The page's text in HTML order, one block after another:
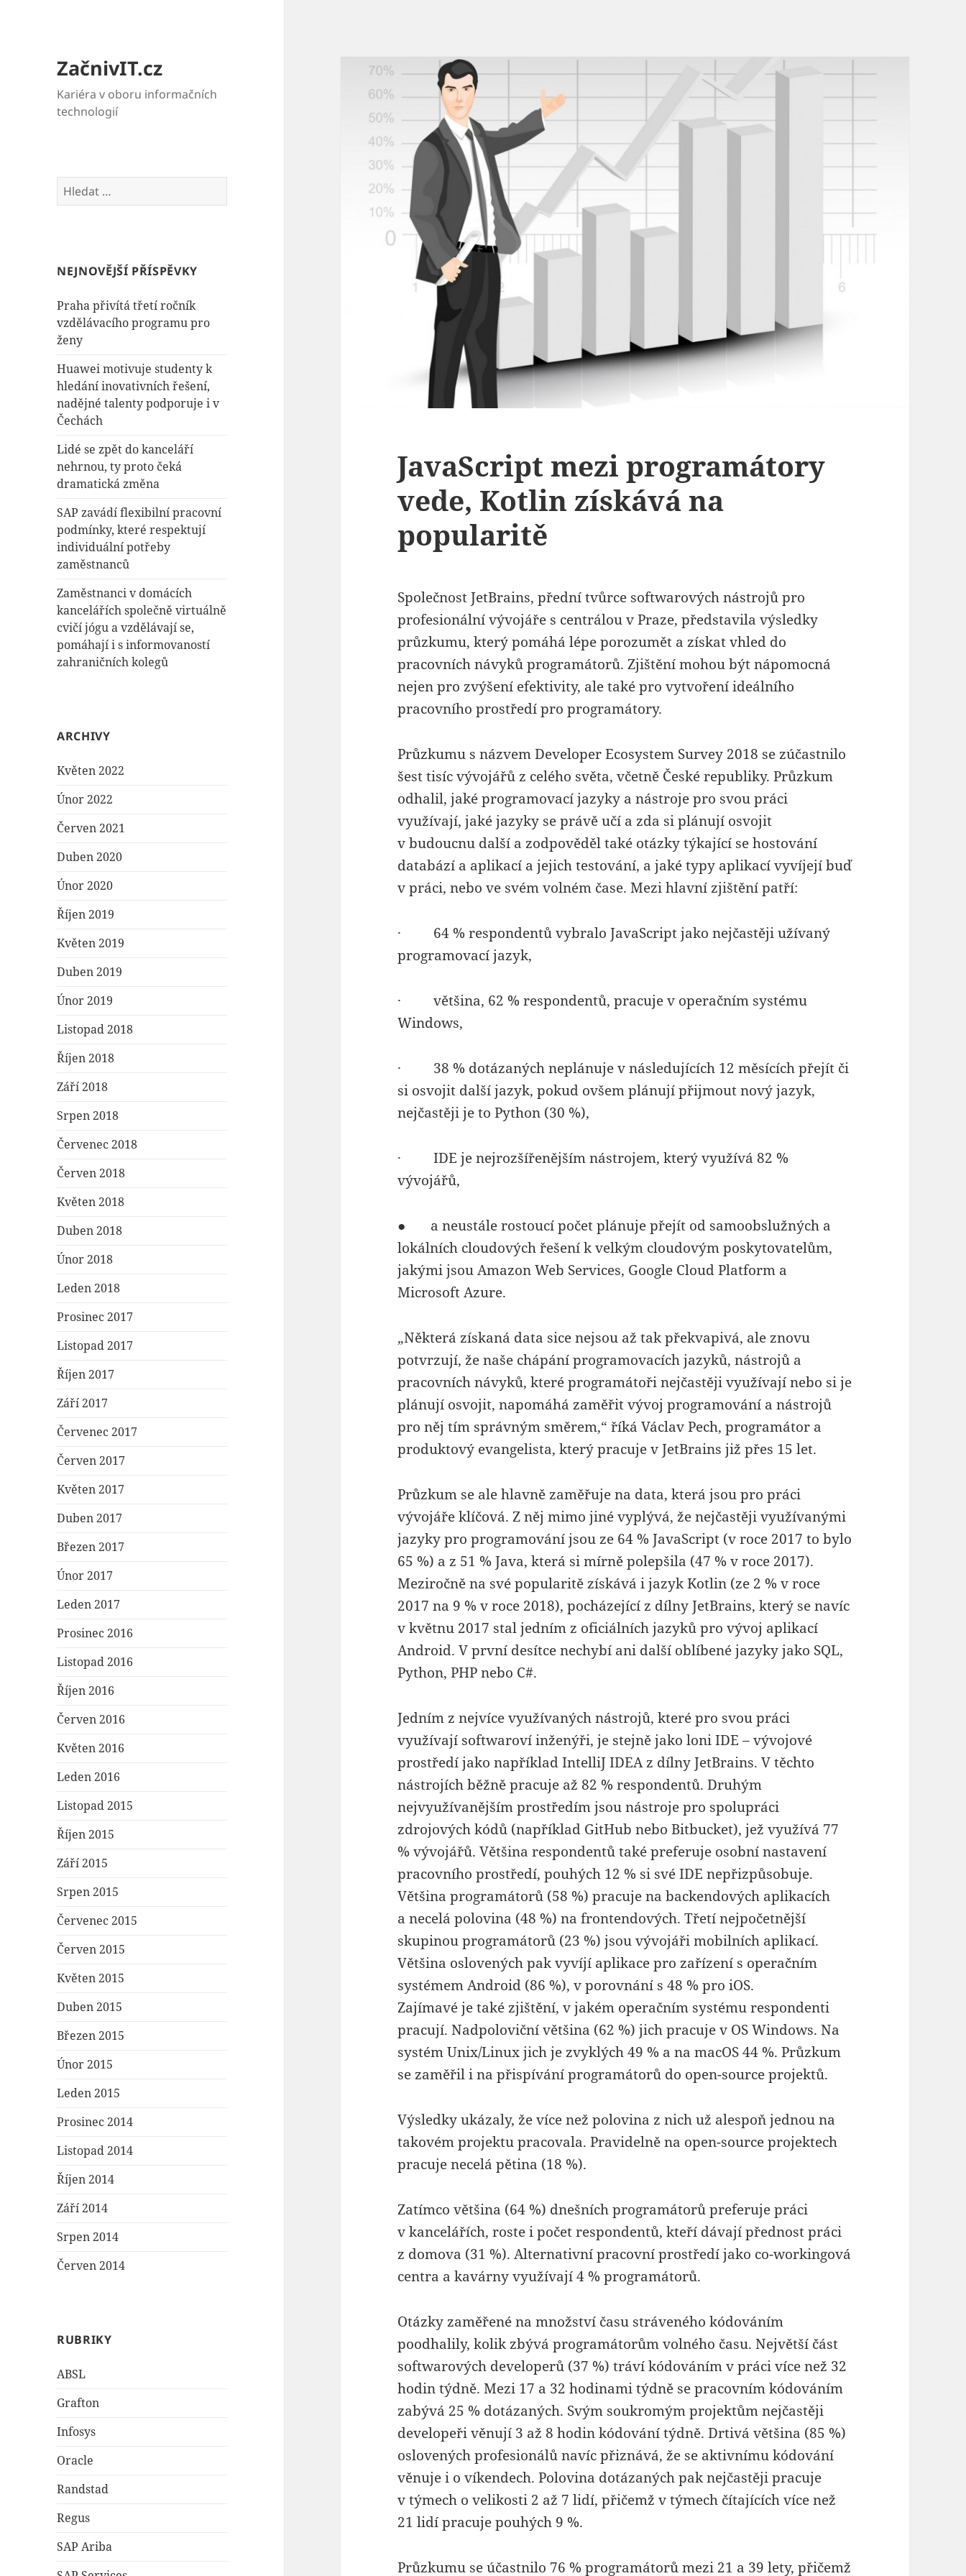
ZačnivIT.cz
Kariéra v oboru informačních
technologií
Vyhledávání
NEJNOVĚJŠÍ PŘÍSPĚVKY
Praha přivítá třetí ročník
vzdělávacího programu pro
ženy
Huawei motivuje studenty k
hledání inovativních řešení,
nadějné talenty podporuje i v
Čechách
Lidé se zpět do kanceláří
nehrnou, ty proto čeká
dramatická změna
SAP zavádí flexibilní pracovní
podmínky, které respektují
individuální potřeby
zaměstnanců
Zaměstnanci v domácích
kancelářích společně virtuálně
cvičí jógu a vzdělávají se,
pomáhají i s informovaností
zahraničních kolegů
ARCHIVY
Květen 2022
Únor 2022
Červen 2021
Duben 2020
Únor 2020
Říjen 2019
Květen 2019
Duben 2019
Únor 2019
Listopad 2018
Říjen 2018
Září 2018
Srpen 2018
Červenec 2018
Červen 2018
Květen 2018
Duben 2018
Únor 2018
Leden 2018
Prosinec 2017
Listopad 2017
Říjen 2017
Září 2017
Červenec 2017
Červen 2017
Květen 2017
Duben 2017
Březen 2017
Únor 2017
Leden 2017
Prosinec 2016
Listopad 2016
Říjen 2016
Červen 2016
Květen 2016
Leden 2016
Listopad 2015
Říjen 2015
Září 2015
Srpen 2015
Červenec 2015
Červen 2015
Květen 2015
Duben 2015
Březen 2015
Únor 2015
Leden 2015
Prosinec 2014
Listopad 2014
Říjen 2014
Září 2014
Srpen 2014
Červen 2014
RUBRIKY
ABSL
Grafton
Infosys
Oracle
Randstad
Regus
SAP Ariba
JavaScript mezi programátory
vede, Kotlin získává na
popularitě
Společnost JetBrains, přední tvůrce softwarových nástrojů pro
profesionální vývojáře s centrálou v Praze, představila výsledky
průzkumu, který pomáhá lépe porozumět a získat vhled do
pracovních návyků programátorů. Zjištění mohou být nápomocná
nejen pro zvýšení efektivity, ale také pro vytvoření ideálního
pracovního prostředí pro programátory.
Průzkumu s názvem Developer Ecosystem Survey 2018 se zúčastnilo
šest tisíc vývojářů z celého světa, včetně České republiky. Průzkum
odhalil, jaké programovací jazyky a nástroje pro svou práci
využívají, jaké jazyky se právě učí a zda si plánují osvojit
v budoucnu další a zodpověděl také otázky týkající se hostování
databází a aplikací a jejich testování, a jaké typy aplikací vyvíjejí buď
v práci, nebo ve svém volném čase. Mezi hlavní zjištění patří:
· 64 % respondentů vybralo JavaScript jako nejčastěji užívaný
programovací jazyk,
· většina, 62 % respondentů, pracuje v operačním systému
Windows,
· 38 % dotázaných neplánuje v následujících 12 měsících přejít či
si osvojit další jazyk, pokud ovšem plánují přijmout nový jazyk,
nejčastěji je to Python (30 %),
· IDE je nejrozšířenějším nástrojem, který využívá 82 %
vývojářů,
● a neustále rostoucí počet plánuje přejít od samoobslužných a
lokálních cloudových řešení k velkým cloudovým poskytovatelům,
jakými jsou Amazon Web Services, Google Cloud Platform a
Microsoft Azure.
„Některá získaná data sice nejsou až tak překvapivá, ale znovu
potvrzují, že naše chápání programovacích jazyků, nástrojů a
pracovních návyků, které programátoři nejčastěji využívají nebo si je
plánují osvojit, napomáhá zaměřit vývoj programování a nástrojů
pro něj tím správným směrem,“ říká Václav Pech, programátor a
produktový evangelista, který pracuje v JetBrains již přes 15 let.
Průzkum se ale hlavně zaměřuje na data, která jsou pro práci
vývojáře klíčová. Z něj mimo jiné vyplývá, že nejčastěji využívanými
jazyky pro programování jsou ze 64 % JavaScript (v roce 2017 to bylo
65 %) a z 51 % Java, která si mírně polepšila (47 % v roce 2017).
Meziročně na své popularitě získává i jazyk Kotlin (ze 2 % v roce
2017 na 9 % v roce 2018), pocházející z dílny JetBrains, který se navíc
v květnu 2017 stal jedním z oficiálních jazyků pro vývoj aplikací
Android. V první desítce nechybí ani další oblíbené jazyky jako SQL,
Python, PHP nebo C#.
Jedním z nejvíce využívaných nástrojů, které pro svou práci
využívají softwaroví inženýři, je stejně jako loni IDE – vývojové
prostředí jako například IntelliJ IDEA z dílny JetBrains. V těchto
nástrojích běžně pracuje až 82 % respondentů. Druhým
nejvyužívanějším prostředím jsou nástroje pro spolupráci
zdrojových kódů (například GitHub nebo Bitbucket), jež využívá 77
% vývojářů. Většina respondentů také preferuje osobní nastavení
pracovního prostředí, pouhých 12 % si své IDE nepřizpůsobuje.
Většina programátorů (58 %) pracuje na backendových aplikacích
a necelá polovina (48 %) na frontendových. Třetí nejpočetnější
skupinou programátorů (23 %) jsou vývojáři mobilních aplikací.
Většina oslovených pak vyvíjí aplikace pro zařízení s operačním
systémem Android (86 %), v porovnání s 48 % pro iOS.
Zajímavé je také zjištění, v jakém operačním systému respondenti
pracují. Nadpoloviční většina (62 %) jich pracuje v OS Windows. Na
systém Unix/Linux jich je zvyklých 49 % a na macOS 44 %. Průzkum
se zaměřil i na přispívání programátorů do open-source projektů.
Výsledky ukázaly, že více než polovina z nich už alespoň jednou na
takovém projektu pracovala. Pravidelně na open-source projektech
pracuje necelá pětina (18 %).
Zatímco většina (64 %) dnešních programátorů preferuje práci
v kancelářích, roste i počet respondentů, kteří dávají přednost práci
z domova (31 %). Alternativní pracovní prostředí jako co-workingová
centra a kavárny využívají 4 % programátorů.
Otázky zaměřené na množství času stráveného kódováním
poodhalily, kolik zbývá programátorům volného času. Největší část
softwarových developerů (37 %) tráví kódováním v práci více než 32
hodin týdně. Mezi 17 a 32 hodinami týdně se pracovním kódováním
zabývá 25 % dotázaných. Svým soukromým projektům nejčastěji
developeři věnují 3 až 8 hodin kódování týdně. Drtivá většina (85 %)
oslovených profesionálů navíc přiznává, že se aktivnímu kódování
věnuje i o víkendech. Polovina dotázaných pak nejčastěji pracuje
v týmech o velikosti 2 až 7 lidí, přičemž v týmech čítajících více než
21 lidí pracuje pouhých 9 %.
Průzkumu se účastnilo 76 % programátorů mezi 21 a 39 lety, přičemž